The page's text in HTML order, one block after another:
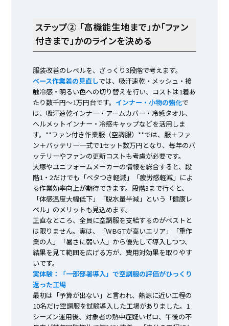
ステップ② 「高機能生地まで」か「ファン
付きまで」かのラインを決める
服装改善のレベルを、ざっくり3段階で考えます。
ベース作業着の見直しでは、吸汗速乾・メッシュ・接
触冷感・明るい色への切り替えを行い、コストは1着あ
たり数千円～1万円台です。 インナー・小物の強化で
は、吸汗速乾インナー・アームカバー・冷感タオル、
ヘルメットインナー・冷感キャップなどを活用しま
す。**ファン付き作業服（空調服）**では、服＋ファ
ン＋バッテリー一式で1セット数万円となり、毎年のバ
ッテリーやファンの更新コストも考慮が必要です。
大塚やユニフォームメーカーの情報を総合すると、段
階1・2だけでも「ベタつき軽減」「疲労感軽減」によ
る作業効率向上が期待できます。段階3まで行くと、
「体感温度大幅低下」「脱水量半減」という「健康レ
ベル」のメリットも見込めます。
正直なところ、全員に空調服を支給するのがベストと
は限りません。実は、「WBGTが高いエリア」「重作
業の人」「暑さに弱い人」から優先して導入しつつ、
結果を見て範囲を広げる方が、費用対効果を取りやす
いです。
実体験：「一部部署導入」で空調服の評価がひっくり
返った工場
最初は「予算が出ない」と言われ、熱源に近い工程の
10名だけ空調服を試験導入した工場がありました。1
シーズン運用後、対象者の熱中症疑いゼロ、午後の不